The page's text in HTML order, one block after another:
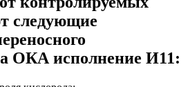
следующие
ОКА исполнение И11: